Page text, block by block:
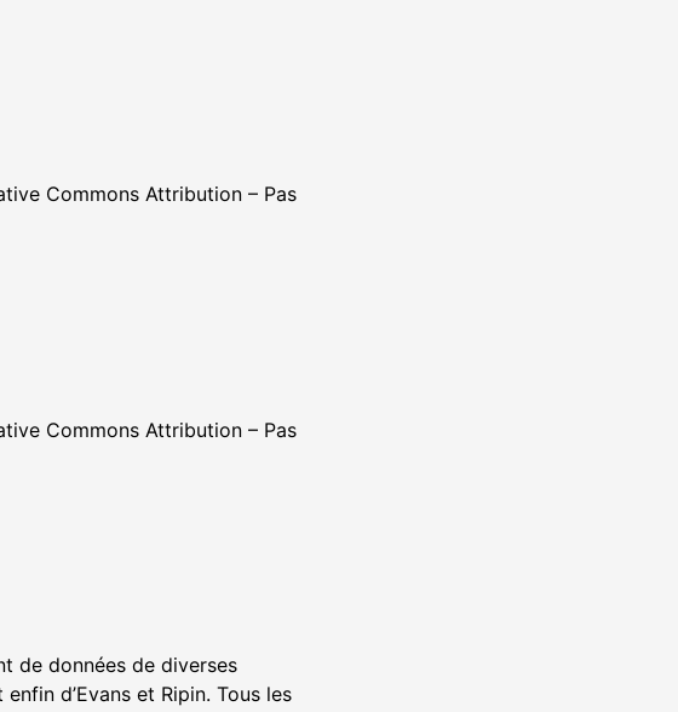
Commons Attribution – Pas
Commons Attribution – Pas
de données de diverses
d’Evans et Ripin. Tous les